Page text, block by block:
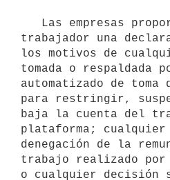
trabajador una
los motivos de
tomada o respaldada
automatizado de toma
para restringir,
baja la cuenta del
plataforma; cualquier
denegación de la
trabajo realizado
o cualquier decisión